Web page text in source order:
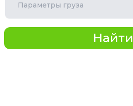
Параметры груза
Найти